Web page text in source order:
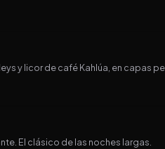
y licor de café Kahlúa, en capas
El clásico de las noches largas.